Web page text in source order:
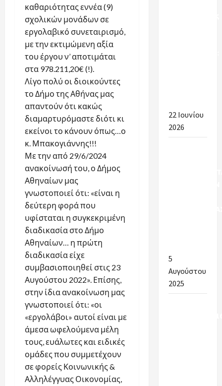
καθαριότητας εννέα (9)
σχολικών μονάδων σε
εργολαβικό συνεταιρισμό,
με την εκτιμώμενη αξία
του έργου ν’ αποτιμάται
στα 978.211,20€ (!).
Λίγο πολύ οι διοικούντες
το Δήμο της Αθήνας μας
απαντούν ότι κακώς
διαμαρτυρόμαστε διότι κι
εκείνοι το κάνουν όπως…ο
κ. Μπακογιάννης!!!
Με την από 29/6/2024
ανακοίνωσή του, ο Δήμος
Αθηναίων μας
γνωστοποιεί ότι: «είναι η
δεύτερη φορά που
υφίσταται η συγκεκριμένη
διαδικασία στο Δήμο
Αθηναίων… η πρώτη
διαδικασία είχε
συμβασιοποιηθεί στις 23
Αυγούστου 2022». Επίσης,
στην ίδια ανακοίνωση μας
γνωστοποιεί ότι: «οι
«εργολάβοι» αυτοί είναι με
άμεσα ωφελούμενα μέλη
τους, ευάλωτες και ειδικές
ομάδες που συμμετέχουν
σε φορείς Κοινωνικής &
Αλληλέγγυας Οικονομίας,
22 Ιουνίου
2026
5
Αυγούστου
2025